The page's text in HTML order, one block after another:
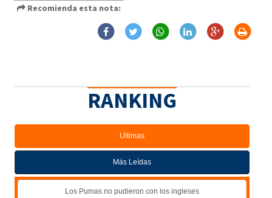
Recomienda esta nota:
RANKING
Ultimas
Más Leídas
Los Pumas no pudieron con los ingleses